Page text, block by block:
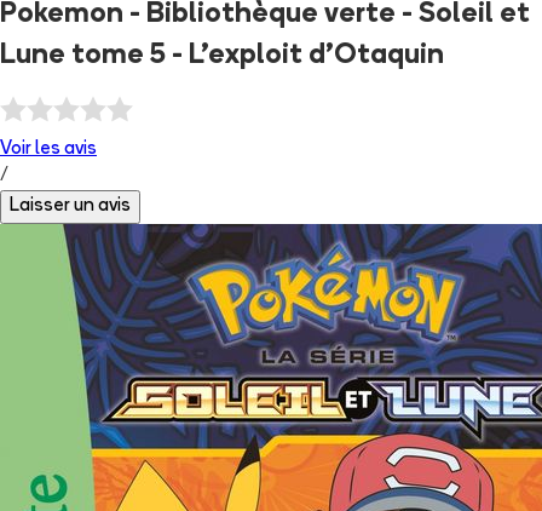
Pokemon - Bibliothèque verte - Soleil et
Lune tome 5 - L'exploit d'Otaquin
Voir les avis
/
Laisser un avis